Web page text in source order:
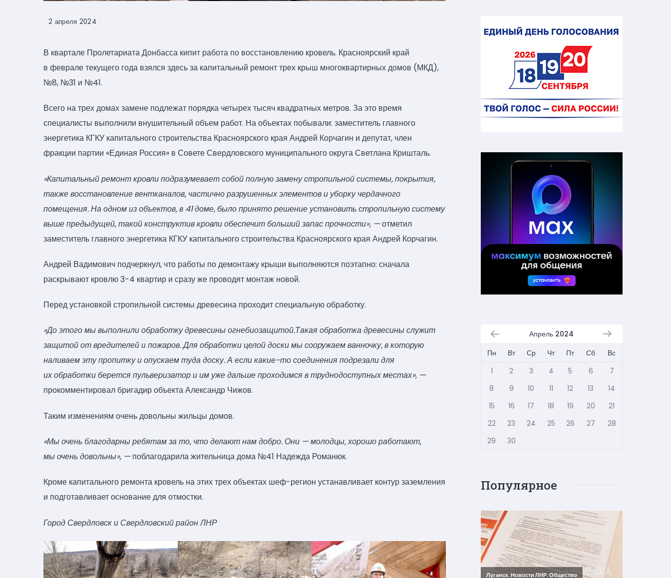
2 апреля 2024
В квартале Пролетариата Донбасса кипит работа по восстановлению кровель. Красноярский край
в феврале текущего года взялся здесь за капитальный ремонт трех крыш многоквартирных домов (МКД),
№8, №31 и №41.
Всего на трех домах замене подлежат порядка четырех тысяч квадратных метров. За это время
специалисты выполнили внушительный объем работ. На объектах побывали: заместитель главного
энергетика КГКУ капитального строительства Красноярского края Андрей Корчагин и депутат, член
фракции партии «Единая Россия» в Совете Свердловского муниципального округа Светлана Кришталь.
«Капитальный ремонт кровли подразумевает собой полную замену стропильной системы, покрытия,
также восстановление вентканалов, частично разрушенных элементов и уборку чердачного
помещения. На одном из объектов, в 41 доме, было принято решение установить стропильную систему
выше предыдущей, такой конструктив кровли обеспечит больший запас прочности», —отметил
заместитель главного энергетика КГКУ капитального строительства Красноярского края Андрей Корчагин.
Андрей Вадимович подчеркнул, что работы по демонтажу крыши выполняются поэтапно: сначала
раскрывают кровлю 3-4 квартир и сразу же проводят монтаж новой.
Перед установкой стропильной системы древесина проходит специальную обработку.
«До этого мы выполнили обработку древесины огнебиозащитой.Такая обработка древесины служит
защитой от вредителей и пожаров. Для обработки целой доски мы сооружаем ванночку, в которую
наливаем эту пропитку и опускаем туда доску. А если какие-то соединения подрезали для
их обработки берется пульверизатор и им уже дальше проходимся в труднодоступных местах», —
прокомментировал бригадир объекта Александр Чижов.
Таким изменениям очень довольны жильцы домов.
«Мы очень благодарны ребятам за то, что делают нам добро. Они — молодцы, хорошо работают,
мы очень довольны», —поблагодарила жительница дома №41 Надежда Романюк.
Кроме капитального ремонта кровель на этих трех объектах шеф-регион устанавливает контур заземления
и подготавливает основание для отмостки.
Город Свердловск и Свердловский район ЛНР
Апрель 2024
Пн
Вт Ср Чт Пт Сб
Вс
1
2 3 4 5 6
7
8
9 10 11 12 13
14
15
16 17 18 19 20
21
22
23 24 25 26 27
28
29
30
Популярное